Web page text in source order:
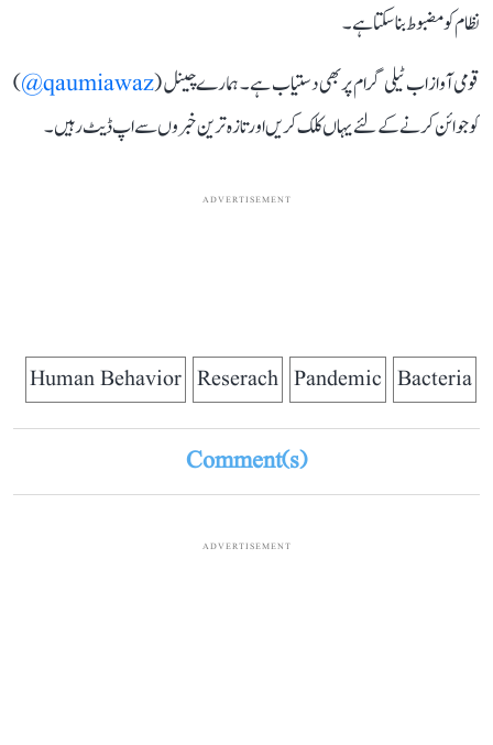
نظام کو مضبوط بنا سکتا ہے۔
قومی آواز اب ٹیلی گرام پر بھی دستیاب ہے۔ ہمارے چینل (qaumiawaz@
)
کو جوائن کرنے کے لئے یہاں کلک کریں اور تازہ ترین خبروں سے اپ ڈیٹ رہیں۔
ADVERTISEMENT
Bacteria
Pandemic
Reserach
Human Behavior
Comment(s)
ADVERTISEMENT